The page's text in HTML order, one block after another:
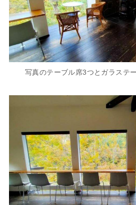
写真のテーブル席3つとガラステ